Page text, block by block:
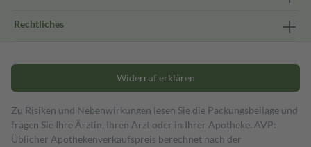
Rechtliches
Widerruf erklären
Zu Risiken und Nebenwirkungen lesen Sie die Packungsbeilage und
fragen Sie Ihre Ärztin, Ihren Arzt oder in Ihrer Apotheke. AVP:
Üblicher Apothekenverkaufspreis berechnet nach der